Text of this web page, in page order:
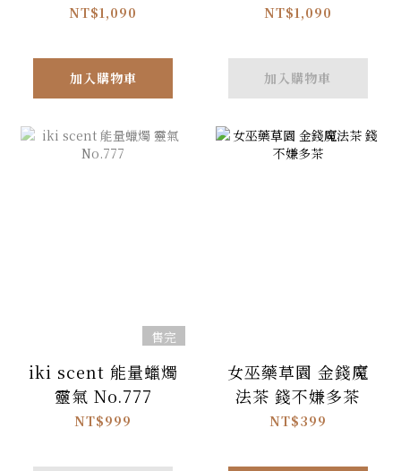
NT$1,090
加入購物車
NT$1,090
加入購物車
售完
iki scent 能量蠟燭
靈氣 No.777
NT$999
女巫藥草園 金錢魔
法茶 錢不嫌多茶
NT$399